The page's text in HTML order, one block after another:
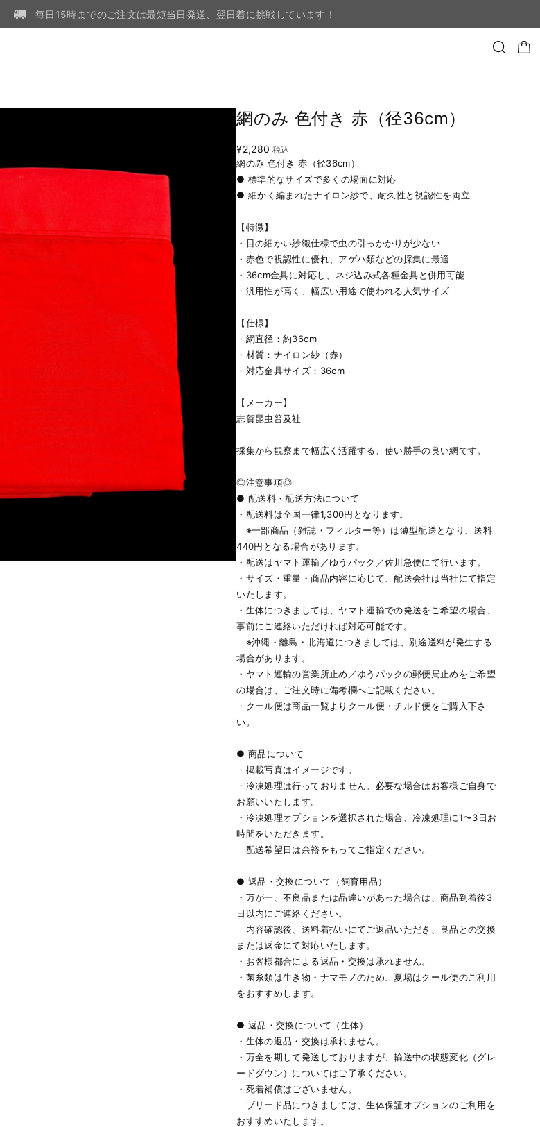
毎日15時までのご注文は最短当日発送、翌日着に挑戦しています！
網のみ 色付き 赤（径36cm）
¥2,280 税込
網のみ 色付き 赤（径36cm）
● 標準的なサイズで多くの場面に対応
● 細かく編まれたナイロン紗で、耐久性と視認性を両立
【特徴】
・目の細かい紗織仕様で虫の引っかかりが少ない
・赤色で視認性に優れ、アゲハ類などの採集に最適
・36cm金具に対応し、ネジ込み式各種金具と併用可能
・汎用性が高く、幅広い用途で使われる人気サイズ
【仕様】
・網直径：約36cm
・材質：ナイロン紗（赤）
・対応金具サイズ：36cm
【メーカー】
志賀昆虫普及社
採集から観察まで幅広く活躍する、使い勝手の良い網です。
◎注意事項◎
● 配送料・配送方法について
・配送料は全国一律1,300円となります。
※一部商品（雑誌・フィルター等）は薄型配送となり、送料
440円となる場合があります。
・配送はヤマト運輸／ゆうパック／佐川急便にて行います。
・サイズ・重量・商品内容に応じて、配送会社は当社にて指定
いたします。
・生体につきましては、ヤマト運輸での発送をご希望の場合、
事前にご連絡いただければ対応可能です。
※沖縄・離島・北海道につきましては、別途送料が発生する
場合があります。
・ヤマト運輸の営業所止め／ゆうパックの郵便局止めをご希望
の場合は、ご注文時に備考欄へご記載ください。
・クール便は商品一覧よりクール便・チルド便をご購入下さ
い。
● 商品について
・掲載写真はイメージです。
・冷凍処理は行っておりません。必要な場合はお客様ご自身で
お願いいたします。
・冷凍処理オプションを選択された場合、冷凍処理に1〜3日お
時間をいただきます。
配送希望日は余裕をもってご指定ください。
● 返品・交換について（飼育用品）
・万が一、不良品または品違いがあった場合は、商品到着後3
日以内にご連絡ください。
内容確認後、送料着払いにてご返品いただき、良品との交換
または返金にて対応いたします。
・お客様都合による返品・交換は承れません。
・菌糸類は生き物・ナマモノのため、夏場はクール便のご利用
をおすすめします。
● 返品・交換について（生体）
・生体の返品・交換は承れません。
・万全を期して発送しておりますが、輸送中の状態変化（グレ
ードダウン）についてはご了承ください。
・死着補償はございません。
ブリード品につきましては、生体保証オプションのご利用を
おすすめいたします。